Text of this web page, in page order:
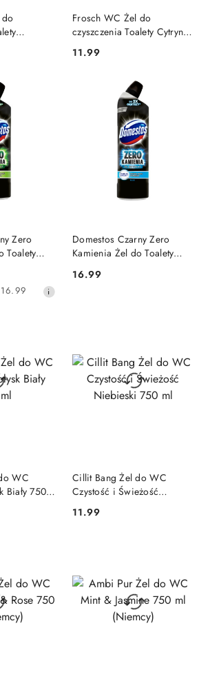
do
Frosch WC Żel do
czyszczenia Toalety Cytryna
Cena:
11.99
DO KOSZYKA
Zero
Toalety
16.99
Domestos Czarny Zero
Kamienia Żel do Toalety
Cena:
16.99
DO KOSZYKA
WC
Biały 750
Cillit Bang Żel do WC
Czystość i Świeżość
Cena:
11.99
DO KOSZYKA